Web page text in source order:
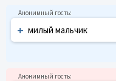
+ милый мальчик